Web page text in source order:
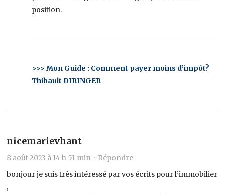
position.
>>> Mon Guide : Comment payer moins d’impôt?
Thibault DIRINGER
nicemarievhant
8 août 2023 à 14 h 51 min · Répondre
bonjour je suis très intéressé par vos écrits pour l’immobilier
,